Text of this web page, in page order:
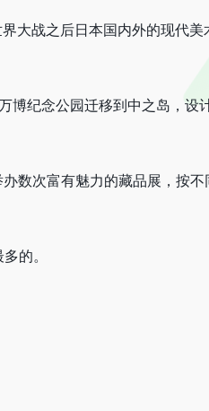
大战之后日本国内外的现代
纪念公园迁移到中之岛，设
数次富有魅力的藏品展，按
的。